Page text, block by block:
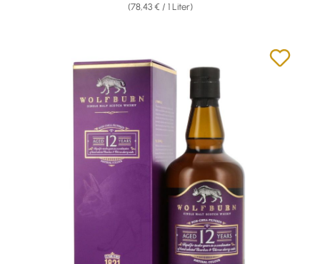
(78,43 € / 1 Liter)